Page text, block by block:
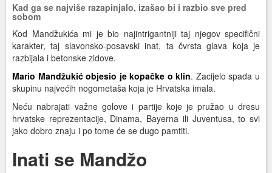
Kad ga se najviše razapinjalo, izašao bi i razbio sve pred
sobom
Kod Mandžukića mi je bio najintrigantniji taj njegov specifični
karakter, taj slavonsko-posavski inat, ta čvrsta glava koja je
razbijala i betonske zidove.
Mario Mandžukić objesio je kopačke o klin. Zacijelo spada u
skupinu najvećih nogometaša koja je Hrvatska imala.
Neću nabrajati važne golove i partije koje je pružao u dresu
hrvatske reprezentacije, Dinama, Bayerna ili Juventusa, to svi
jako dobro znaju i po tome će se dugo pamtiti.
Inati se Mandžo